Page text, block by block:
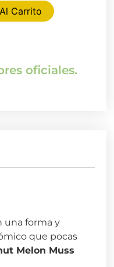
Carrito
oficiales.
una forma y
que pocas
Melon Muss